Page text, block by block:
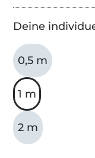
Deine
0,5 m
1 m
2 m